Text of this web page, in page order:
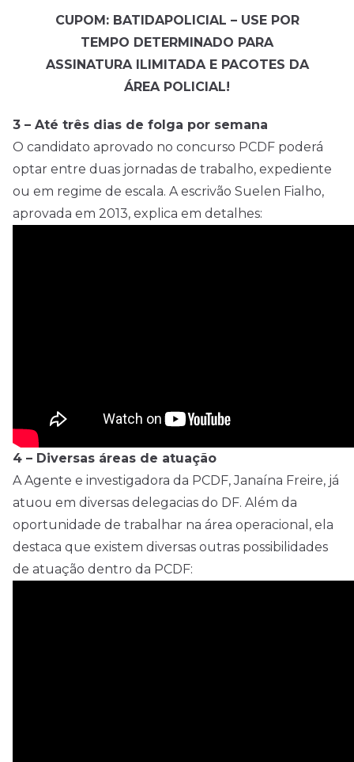
CUPOM: BATIDAPOLICIAL – USE POR
TEMPO DETERMINADO PARA
ASSINATURA ILIMITADA E PACOTES DA
ÁREA POLICIAL!
3 – Até três dias de folga por semana
O candidato aprovado no concurso PCDF poderá
optar entre duas jornadas de trabalho, expediente
ou em regime de escala. A escrivão Suelen Fialho,
aprovada em 2013, explica em detalhes:
4 – Diversas áreas de atuação
A Agente e investigadora da PCDF, Janaína Freire, já
atuou em diversas delegacias do DF. Além da
oportunidade de trabalhar na área operacional, ela
destaca que existem diversas outras possibilidades
de atuação dentro da PCDF: